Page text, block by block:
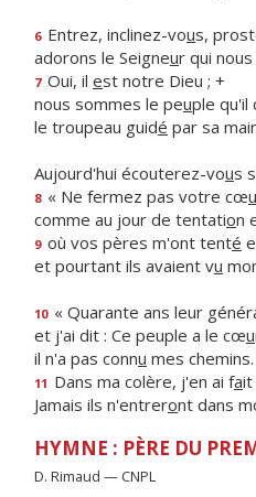
6 Entrez, inclinez-vous,
adorons le Seigneur qui
7 Oui, il est notre Dieu ; +
nous sommes le peuple qu'il
le troupeau guidé par sa
Aujourd'hui écouterez-vous
8 « Ne fermez pas votre cœu
comme au jour de tentation
9 où vos pères m'ont tenté
et pourtant ils avaient vu
10 « Quarante ans leur
et j'ai dit : Ce peuple a le cœu
il n'a pas connu mes chemins.
11 Dans ma colère, j'en ai fait
Jamais ils n'entreront dans
HYMNE : PÈRE DU
D. Rimaud — CNPL